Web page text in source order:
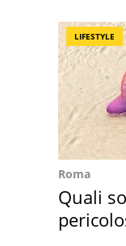
LIFESTYLE
Roma
Quali